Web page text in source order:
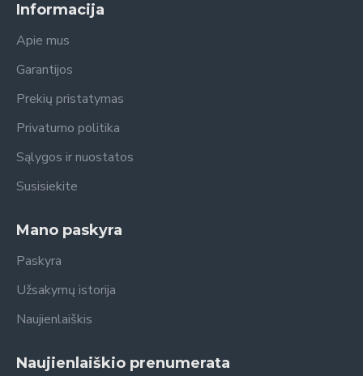
Informacija
Apie mus
Garantijos
Prekių pristatymas
Privatumo politika
Sąlygos ir nuostatos
Susisiekite
Mano paskyra
Paskyra
Užsakymų istorija
Naujienlaiškis
Naujienlaiškio prenumerata